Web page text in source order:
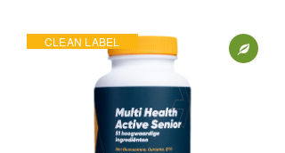
CLEAN LABEL